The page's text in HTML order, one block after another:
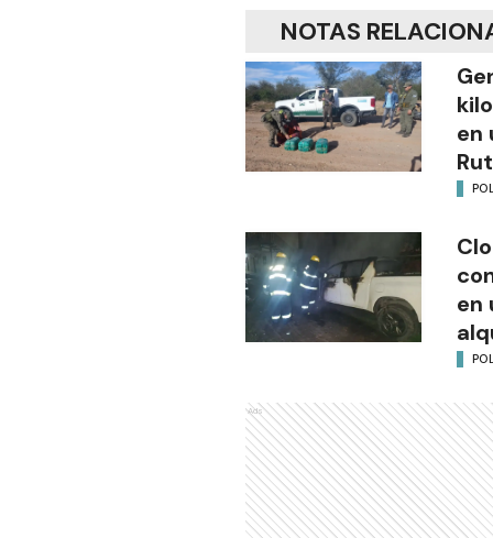
NOTAS
en
en
Ads